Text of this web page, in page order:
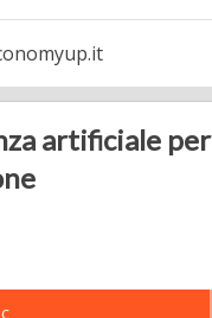
artificiale per